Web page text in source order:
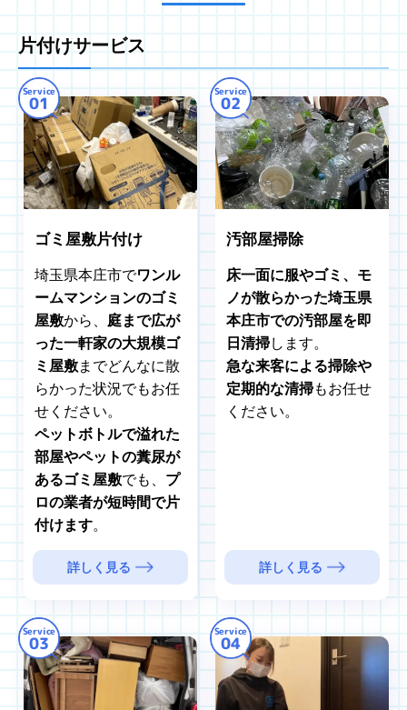
片付けサービス
Service
01
ゴミ屋敷片付け
埼玉県本庄市でワンル
ームマンションのゴミ
屋敷から、 庭まで広が
った一軒家の大規模ゴ
ミ屋敷までどんなに散
らかった状況でもお任
せください。
ペットボトルで溢れた
部屋やペットの糞尿が
あるゴミ屋敷でも、 プ
ロの業者が短時間で片
付けます。
詳しく見る
Service
02
汚部屋掃除
床一面に服やゴミ、モ
ノが散らかった埼玉県
本庄市での汚部屋を即
日清掃します。
急な来客による掃除や
定期的な清掃もお任せ
ください。
詳しく見る
Service
03
Service
04